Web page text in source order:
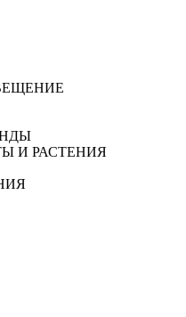
И РАСТЕНИЯ